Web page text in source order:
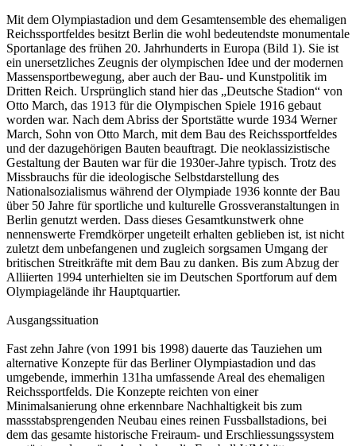
Mit dem Olympiastadion und dem Gesamtensemble des ehemaligen
Reichssportfeldes besitzt Berlin die wohl bedeutendste monumentale
Sportanlage des frühen 20. Jahrhunderts in Europa (Bild 1). Sie ist
ein unersetzliches Zeugnis der olympischen Idee und der modernen
Massensportbewegung, aber auch der Bau- und Kunstpolitik im
Dritten Reich. Ursprünglich stand hier das „Deutsche Stadion“ von
Otto March, das 1913 für die Olympischen Spiele 1916 gebaut
worden war. Nach dem Abriss der Sportstätte wurde 1934 Werner
March, Sohn von Otto March, mit dem Bau des Reichssportfeldes
und der dazugehörigen Bauten beauftragt. Die neoklassizistische
Gestaltung der Bauten war für die 1930er-Jahre typisch. Trotz des
Missbrauchs für die ideologische Selbstdarstellung des
Nationalsozialismus während der Olympiade 1936 konnte der Bau
über 50 Jahre für sportliche und kulturelle Grossveranstaltungen in
Berlin genutzt werden. Dass dieses Gesamtkunstwerk ohne
nennenswerte Fremdkörper ungeteilt erhalten geblieben ist, ist nicht
zuletzt dem unbefangenen und zugleich sorgsamen Umgang der
britischen Streitkräfte mit dem Bau zu danken. Bis zum Abzug der
Alliierten 1994 unterhielten sie im Deutschen Sportforum auf dem
Olympiagelände ihr Hauptquartier.
Ausgangssituation
Fast zehn Jahre (von 1991 bis 1998) dauerte das Tauziehen um
alternative Konzepte für das Berliner Olympiastadion und das
umgebende, immerhin 131ha umfassende Areal des ehemaligen
Reichssportfelds. Die Konzepte reichten von einer
Minimalsanierung ohne erkennbare Nachhaltigkeit bis zum
massstabsprengenden Neubau eines reinen Fussballstadions, bei
dem das gesamte historische Freiraum- und Erschliessungssystem